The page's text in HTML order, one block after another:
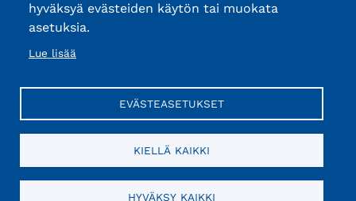
hyväksyä evästeiden käytön tai muokata
asetuksia.
Lue lisää
EVÄSTEASETUKSET
KIELLÄ KAIKKI
HYVÄKSY KAIKKI